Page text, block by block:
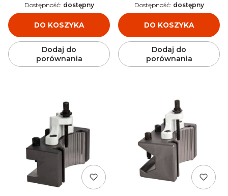
DO KOSZYKA
Dostępność: dostępny
Dodaj do
porównania
DO KOSZYKA
Dostępność: dostępny
Dodaj do
porównania